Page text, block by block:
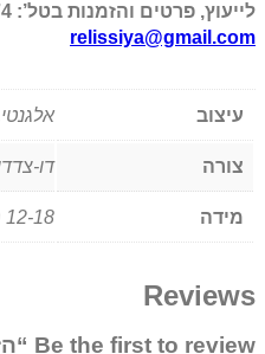
לייעוץ, פרטים והזמנות בטל’: 058-7070774 או בדוא”ל:
relissiya@gmail.com
עיצוב
צורה דו-
מידה 12-18 ס"מ, שוכב
Reviews
Be the first to review “הזמנה לחתונה מס’ 29”